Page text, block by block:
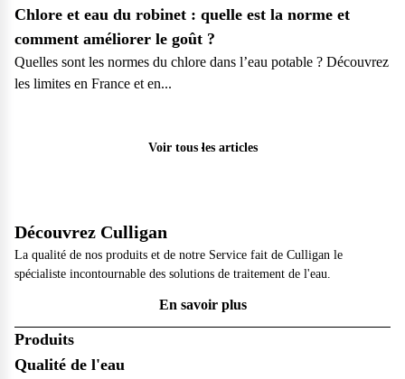
Chlore et eau du robinet : quelle est la norme et
comment améliorer le goût ?
Quelles sont les normes du chlore dans l’eau potable ? Découvrez
les limites en France et en...
Voir tous les articles
Découvrez Culligan
La qualité de nos produits et de notre Service fait de Culligan le
spécialiste incontournable des solutions de traitement de l'eau.
En savoir plus
Produits
Qualité de l'eau